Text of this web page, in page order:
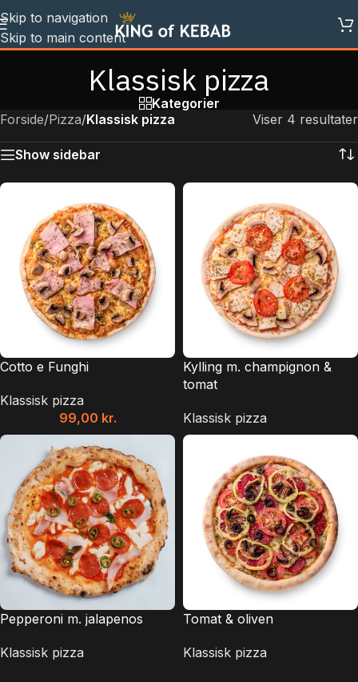
Skip to navigation
Skip to main content
Klassisk pizza
Kategorier
Forside/Pizza/Klassisk pizza Viser 4 resultater
Show sidebar
Cotto e Funghi
Klassisk pizza
99,00 kr.
Kylling m. champignon &
tomat
Klassisk pizza
Pepperoni m. jalapenos
Klassisk pizza
Tomat & oliven
Klassisk pizza